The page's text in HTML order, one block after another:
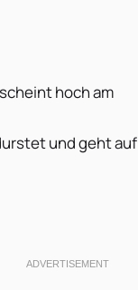
hoch am
und geht auf